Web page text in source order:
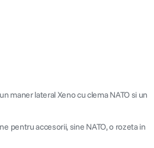
maner lateral Xeno cu clema NATO si un
pentru accesorii, sine NATO, o rozeta in